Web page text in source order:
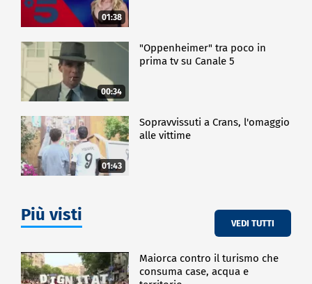
01:38
00:34
"Oppenheimer" tra poco in
prima tv su Canale 5
01:43
Sopravvissuti a Crans, l'omaggio
alle vittime
Più visti VEDI TUTTI
Maiorca contro il turismo che
consuma case, acqua e